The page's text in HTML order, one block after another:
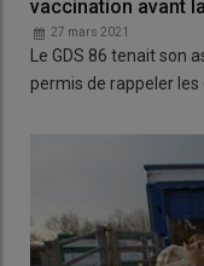
vaccination avant
27 mars 2021
Le GDS 86 tenait son
permis de rappeler